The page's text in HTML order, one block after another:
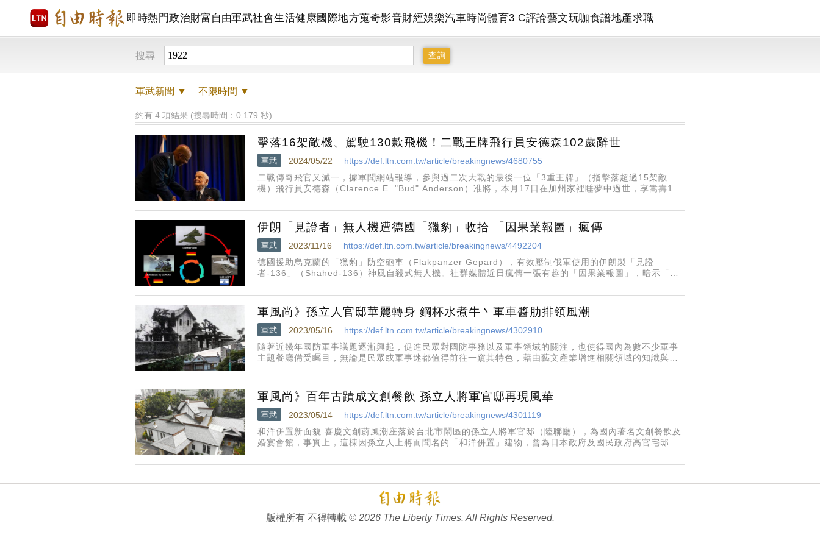
即時熱門政治財富自由軍武社會生活健康國際地方蒐奇影音財經娛樂汽車時尚體育3 C評論藝文玩咖食譜地產求職
搜尋
軍武新聞 ▼ 不限時間 ▼
約有 4 項結果 (搜尋時間：0.179 秒)
擊落16架敵機、駕駛130款飛機！二戰王牌飛行員安德森102歲辭世
軍武 2024/05/22
https://def.ltn.com.tw/article/breakingnews/4680755
二戰傳奇飛官又減一，據軍聞網站報導，參與過二次大戰的最後一位「3重王牌」（指擊落超過15架敵
機）飛行員安德森（Clarence E. "Bud" Anderson）准將，本月17日在加州家裡睡夢中過世，享嵩壽102
伊朗「見證者」無人機遭德國「獵豹」收拾 「因果業報圖」瘋傳
軍武 2023/11/16
https://def.ltn.com.tw/article/breakingnews/4492204
德國援助烏克蘭的「獵豹」防空砲車（Flakpanzer Gepard），有效壓制俄軍使用的伊朗製「見證
者-136」（Shahed-136）神風自殺式無人機。社群媒體近日瘋傳一張有趣的「因果業報圖」，暗示「見
軍風尚》孫立人官邸華麗轉身 鋼杯水煮牛丶軍車醬肋排領風潮
軍武 2023/05/16
https://def.ltn.com.tw/article/breakingnews/4302910
隨著近幾年國防軍事議題逐漸興起，促進民眾對國防事務以及軍事領域的關注，也使得國內為數不少軍事
主題餐廳備受矚目，無論是民眾或軍事迷都值得前往一窺其特色，藉由藝文產業增進相關領域的知識與素
總督府收回作為「古亭
軍風尚》百年古蹟成文創餐飲 孫立人將軍官邸再現風華
軍武 2023/05/14
https://def.ltn.com.tw/article/breakingnews/4301119
和洋併置新面貌 喜慶文創蔚風潮座落於台北市鬧區的孫立人將軍官邸（陸聯廳），為國內著名文創餐飲及
婚宴會館，事實上，這棟因孫立人上將而聞名的「和洋併置」建物，曾為日本政府及國民政府高官宅邸，
屋」宴會館、日式咖
版權所有 不得轉載 © 2026 The Liberty Times. All Rights Reserved.